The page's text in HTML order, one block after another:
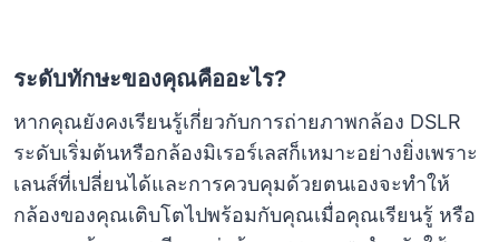
ระดับทักษะของคุณคืออะไร?
หากคุณยังคงเรียนรู้เกี่ยวกับการถ่ายภาพกล้อง DSLR
ระดับเริ่มต้นหรือกล้องมิเรอร์เลสก็เหมาะอย่างยิ่งเพราะ
เลนส์ที่เปลี่ยนได้และการควบคุมด้วยตนเองจะทำให้
กล้องของคุณเติบโตไปพร้อมกับคุณเมื่อคุณเรียนรู้ หรือ